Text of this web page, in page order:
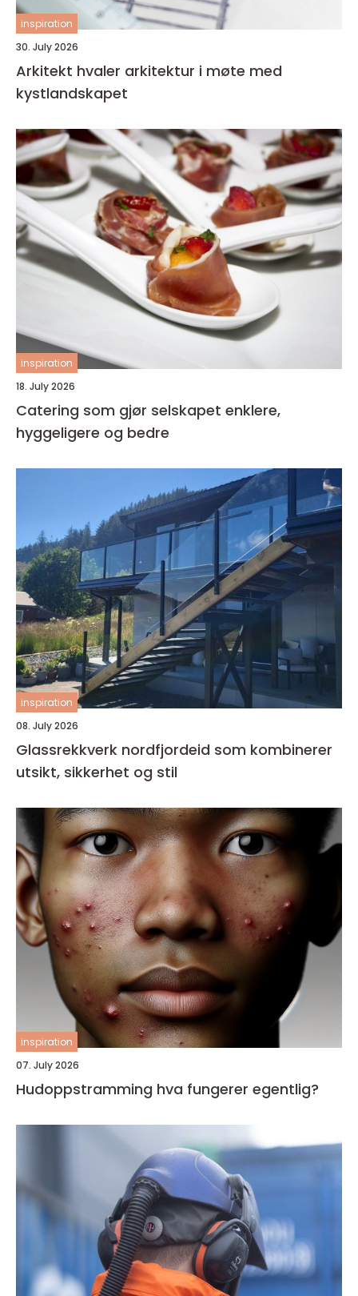
inspiration
30. July 2026
Arkitekt hvaler arkitektur i møte med
kystlandskapet
inspiration
18. July 2026
Catering som gjør selskapet enklere,
hyggeligere og bedre
inspiration
08. July 2026
Glassrekkverk nordfjordeid som kombinerer
utsikt, sikkerhet og stil
inspiration
07. July 2026
Hudoppstramming hva fungerer egentlig?